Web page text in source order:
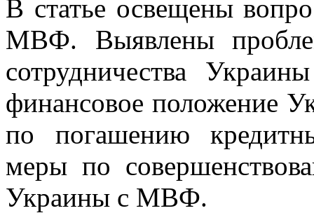
В статье освещены
МВФ. Выявлены
сотрудничества
финансовое положение
по погашению
меры по
Украины с МВФ.